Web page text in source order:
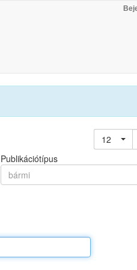
12
Publikációtípus
bármi